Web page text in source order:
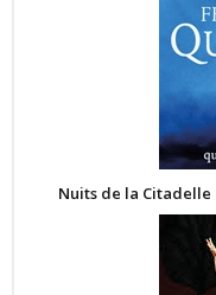
Nuits de la